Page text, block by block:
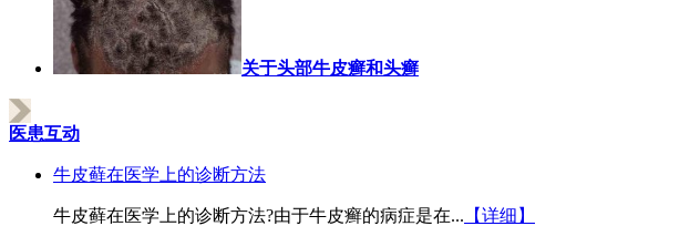
关于头部牛皮癣和头癣
医患互动
牛皮藓在医学上的诊断方法
牛皮藓在医学上的诊断方法?由于牛皮癣的病症是在... 【详细】